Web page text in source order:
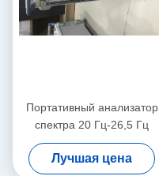
Портативный анализатор
спектра 20 Гц-26,5 Гц
Лучшая цена